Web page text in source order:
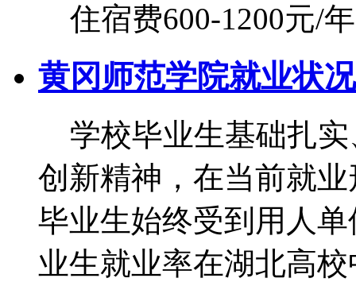
住宿费600-1200元/
黄冈师范学院就业状况
学校毕业生基础扎实
创新精神，在当前就
毕业生始终受到用人
业生就业率在湖北高